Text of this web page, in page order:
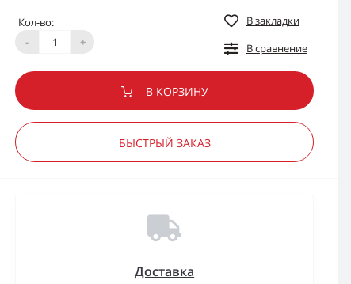
Кол-во:
-
+
В закладки
В сравнение
В КОРЗИНУ
БЫСТРЫЙ ЗАКАЗ
Доставка